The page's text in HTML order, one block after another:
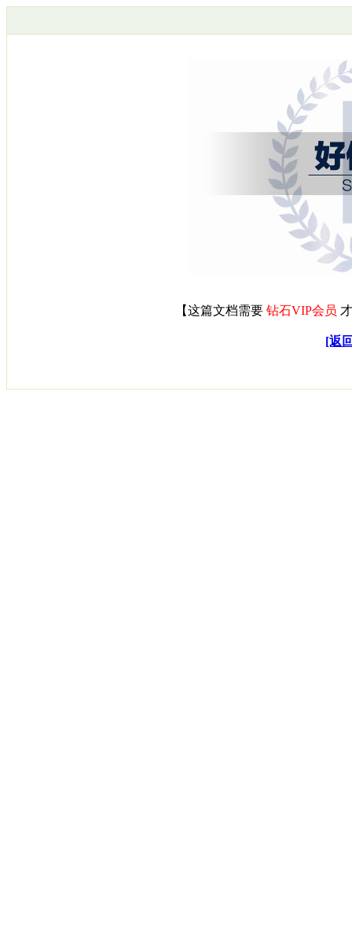
【这篇文档需要 钻石VIP会员
[返